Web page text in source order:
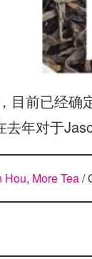
目前已经
年对于
Hou, More Tea/